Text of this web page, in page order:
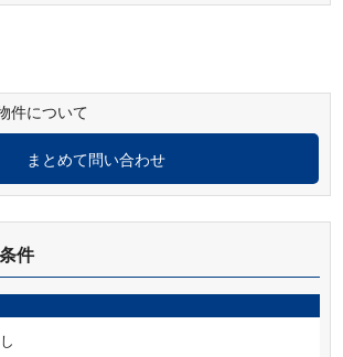
件
件について
まとめて問い合わせ